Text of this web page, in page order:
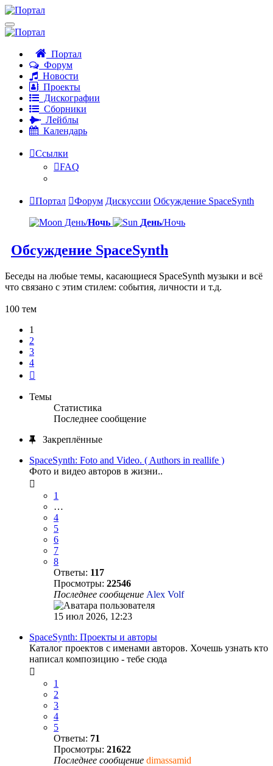
Портал
Форум
Новости
Проекты
Дискографии
Сборники
Лейблы
Календарь
Ссылки
FAQ
Портал Форум Дискуссии Обсуждение SpaceSynth
День/Ночь День/Ночь
Обсуждение SpaceSynth
Беседы на любые темы, касающиеся SpaceSynth музыки и всё
что связано с этим стилем: события, личности и т.д.
100 тем
1
2
3
4
Темы
Статистика
Последнее сообщение
Закреплённые
SpaceSynth: Foto and Video. ( Authors in reallife )
Фото и видео авторов в жизни..
1
…
4
5
6
7
8
Ответы: 117
Просмотры: 22546
Последнее сообщение Alex Volf
15 июл 2026, 12:23
SpaceSynth: Проекты и авторы
Каталог проектов с именами авторов. Хочешь узнать кто
написал композицию - тебе сюда
1
2
3
4
5
Ответы: 71
Просмотры: 21622
Последнее сообщение dimassamid